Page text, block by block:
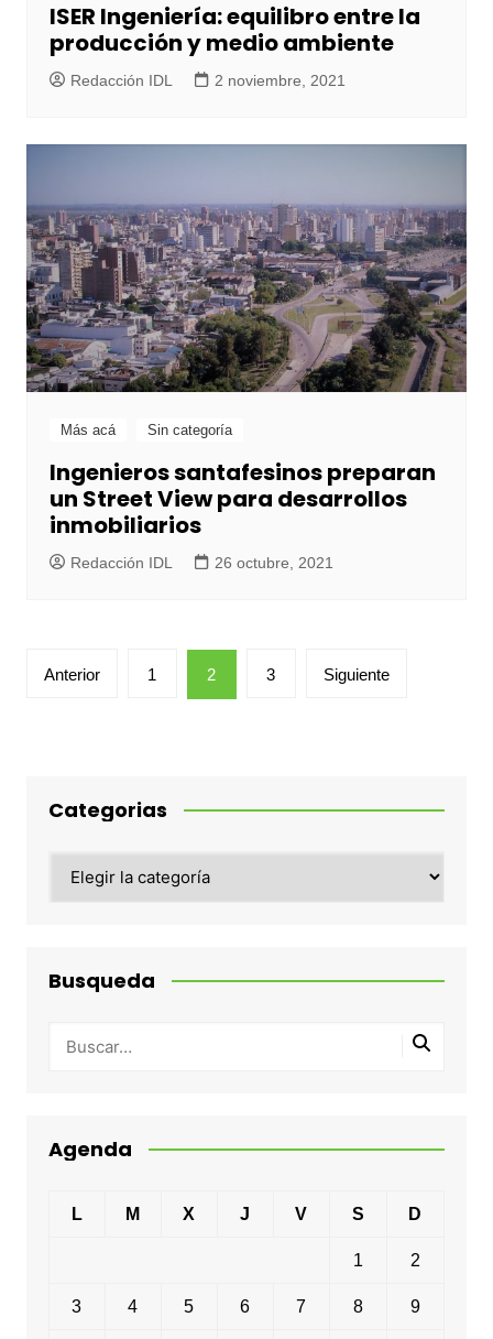
ISER Ingeniería: equilibro entre la
producción y medio ambiente
Redacción IDL 2 noviembre, 2021
Más acá Sin categoría
Ingenieros santafesinos preparan
un Street View para desarrollos
inmobiliarios
Redacción IDL 26 octubre, 2021
Paginación
Anterior 1 2 3 Siguiente
Categorias
Busqueda
Agenda
L M X J V S D
1 2
3 4 5 6 7 8 9